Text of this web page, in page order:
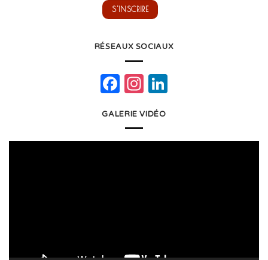
RÉSEAUX SOCIAUX
Facebook
Instagram
GALERIE VIDÉO